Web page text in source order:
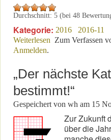
Durchschnitt: 5 (bei 48
Kategorie: 2016
2016-11
Weiterlesen über „Nocken-
Zum Verfassen
Anmelden.
„Der nächste
bestimmt!“
Gespeichert von wh am 15
Zur Zukunft
über die